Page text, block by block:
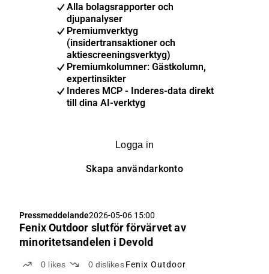
Alla bolagsrapporter och
djupanalyser
Premiumverktyg
(insidertransaktioner och
aktiescreeningsverktyg)
Premiumkolumner: Gästkolumn,
expertinsikter
Inderes MCP - Inderes-data direkt
till dina AI-verktyg
Logga in
Skapa användarkonto
Pressmeddelande2026-05-06 15:00
Fenix Outdoor slutför förvärvet av
minoritetsandelen i Devold
0 likes 0 dislikes Fenix Outdoor